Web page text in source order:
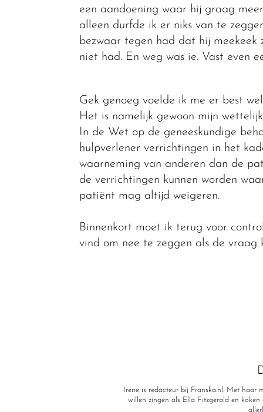
een aandoening waar hij graag
alleen durfde ik er niks van te
bezwaar tegen had dat hij
niet had. En weg was ie. Vast even
Gek genoeg voelde ik me er best
Het is namelijk gewoon mijn
In de Wet op de geneeskundige
hulpverlener verrichtingen in het
waarneming van anderen dan de
de verrichtingen kunnen worden
patiënt mag altijd weigeren.
Binnenkort moet ik terug voor
vind om nee te zeggen als de vraag
Irene is redacteur bij Franska.nl. Met haar
willen zingen als Ella Fitzgerald en